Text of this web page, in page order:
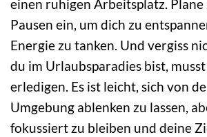
einen ruhigen Arbeitsplatz.
Pausen ein, um dich zu
Energie zu tanken. Und vergiss
du im Urlaubsparadies bist,
erledigen. Es ist leicht, sich von
Umgebung ablenken zu lassen,
fokussiert zu bleiben und deine